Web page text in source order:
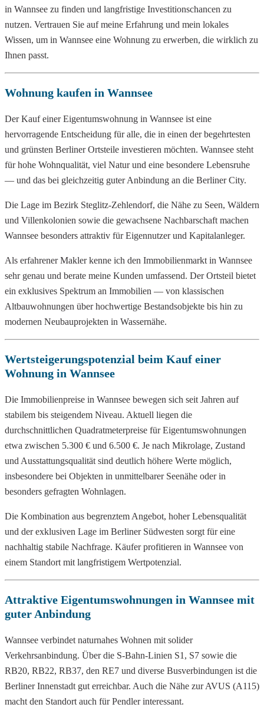
in Wannsee zu finden und langfristige Investitionschancen zu
nutzen. Vertrauen Sie auf meine Erfahrung und mein lokales
Wissen, um in Wannsee eine Wohnung zu erwerben, die wirklich zu
Ihnen passt.
Wohnung kaufen in Wannsee
Der Kauf einer Eigentumswohnung in Wannsee ist eine
hervorragende Entscheidung für alle, die in einen der begehrtesten
und grünsten Berliner Ortsteile investieren möchten. Wannsee steht
für hohe Wohnqualität, viel Natur und eine besondere Lebensruhe
— und das bei gleichzeitig guter Anbindung an die Berliner City.
Die Lage im Bezirk Steglitz-Zehlendorf, die Nähe zu Seen, Wäldern
und Villenkolonien sowie die gewachsene Nachbarschaft machen
Wannsee besonders attraktiv für Eigennutzer und Kapitalanleger.
Als erfahrener Makler kenne ich den Immobilienmarkt in Wannsee
sehr genau und berate meine Kunden umfassend. Der Ortsteil bietet
ein exklusives Spektrum an Immobilien — von klassischen
Altbauwohnungen über hochwertige Bestandsobjekte bis hin zu
modernen Neubauprojekten in Wassernähe.
Wertsteigerungspotenzial beim Kauf einer
Wohnung in Wannsee
Die Immobilienpreise in Wannsee bewegen sich seit Jahren auf
stabilem bis steigendem Niveau. Aktuell liegen die
durchschnittlichen Quadratmeterpreise für Eigentumswohnungen
etwa zwischen 5.300 € und 6.500 €. Je nach Mikrolage, Zustand
und Ausstattungsqualität sind deutlich höhere Werte möglich,
insbesondere bei Objekten in unmittelbarer Seenähe oder in
besonders gefragten Wohnlagen.
Die Kombination aus begrenztem Angebot, hoher Lebensqualität
und der exklusiven Lage im Berliner Südwesten sorgt für eine
nachhaltig stabile Nachfrage. Käufer profitieren in Wannsee von
einem Standort mit langfristigem Wertpotenzial.
Attraktive Eigentumswohnungen in Wannsee mit
guter Anbindung
Wannsee verbindet naturnahes Wohnen mit solider
Verkehrsanbindung. Über die S-Bahn-Linien S1, S7 sowie die
RB20, RB22, RB37, den RE7 und diverse Busverbindungen ist die
Berliner Innenstadt gut erreichbar. Auch die Nähe zur AVUS (A115)
macht den Standort auch für Pendler interessant.